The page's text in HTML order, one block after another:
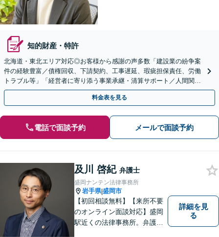
知的財産・特許
北海道・東北エリア対応◎お客様から感謝の声多数「建設業の紛争案
件の経験豊富／債権回収、下請契約、工事遅延、瑕疵担保責任、労働
トラブル等」「経営者に寄り添う事業承継・清算サポート／人間関係
を含め総合的アドバイス」顧問契約／WEB面談／夜間相談
料金表を見る
電話で面談予約 メールで面談予約
及川 啓紀 弁護士
盛岡ナンテン法律事務所
岩手県|盛岡市
【初回相談無料】【来所不要
のオンライン面談対応】盛岡
駅近くの法律事務所。弁護士
詳細を見
る